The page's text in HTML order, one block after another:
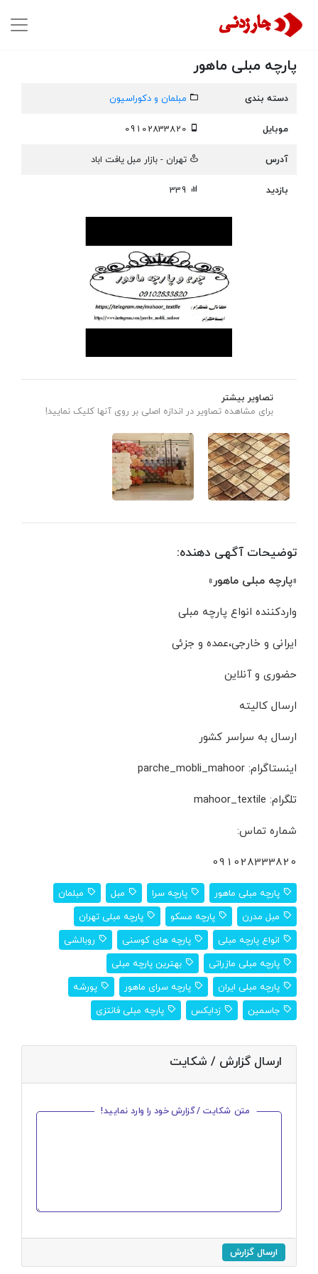
پارچه مبلی ماهور
دسته بندی
مبلمان و دکوراسیون
موبایل
آدرس
تهران - بازار مبل یافت اباد
بازدید
تصاویر بیشتر
برای مشاهده تصاویر در اندازه اصلی بر روی آنها کلیک نمایید!
توضیحات آگهی دهنده:
«پارچه مبلی ماهور»
واردکننده انواع پارچه مبلی
ایرانی و خارجی،عمده و جزئی
حضوری و آنلاین
ارسال کالیته
ارسال به سراسر کشور
اینستاگرام: parche_mobli_mahoor
تلگرام: mahoor_textile
شماره تماس:
091028333820
پارچه مبلی ماهور پارچه سرا مبل
مبلمان
مبل مدرن
پارچه مسکو
پارچه مبلی تهران
انواع پارچه مبلی
پارچه های کوسنی
روبالشی
پارچه مبلی مازراتی
بهترین پارچه مبلی
پارچه مبلی ایران
پارچه سرای ماهور
پورشه
جاسمین
زدایکس پارچه مبلی فانتزی
ارسال گزارش / شکایت
متن شکایت / گزارش خود را وارد نمایید!
ارسال گزارش